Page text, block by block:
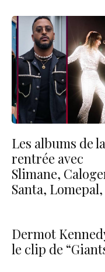
Les albums de la
rentrée avec
Slimane,
Santa,
Dermot
le clip de